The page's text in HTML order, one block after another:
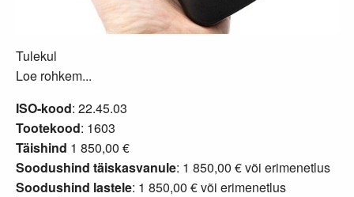
Tulekul
Loe rohkem...
ISO-kood: 22.45.03
Tootekood: 1603
Täishind 1 850,00 €
Soodushind täiskasvanule: 1 850,00 € või erimenetlus
Soodushind lastele: 1 850,00 € või erimenetlus